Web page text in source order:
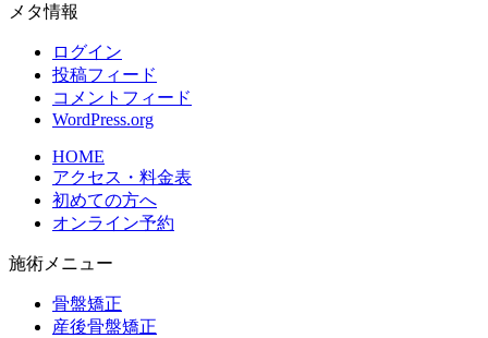
メタ情報
ログイン
投稿フィード
コメントフィード
WordPress.org
HOME
アクセス・料金表
初めての方へ
オンライン予約
施術メニュー
骨盤矯正
産後骨盤矯正